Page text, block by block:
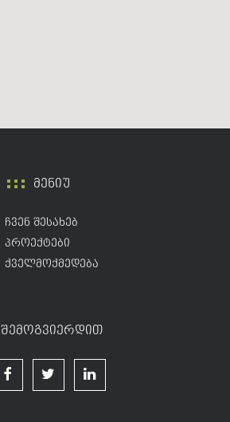
მენიუ
ჩვენ შესახებ
პროექტები
ქველმოქმედება
შემოგვიერდით